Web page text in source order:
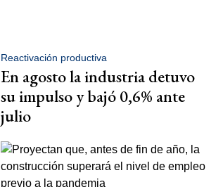
Reactivación productiva
En agosto la industria detuvo
su impulso y bajó 0,6% ante
julio